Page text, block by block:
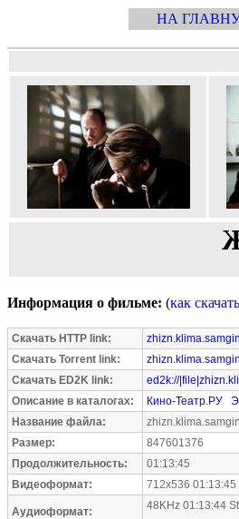
НА
Информация о фильме: (как скачать
Скачать HTTP link:
Скачать Torrent link:
Скачать ED2K link:
ed2k://
Описание в каталогах:
Кино-Театр.РУ
Название файла:
Размер:
847601376
Продолжительность:
01:13:45
Видеоформат:
712x536
Аудиоформат: 48KHz 01:13:44